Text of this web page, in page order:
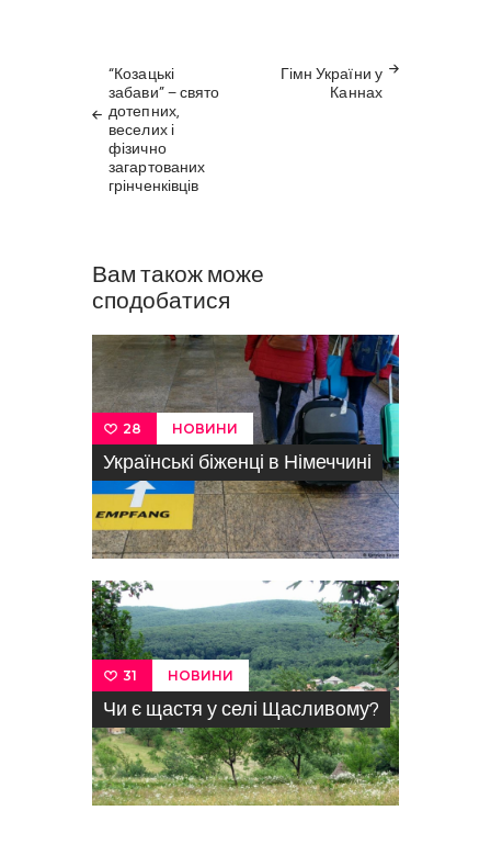
записів
ПОСТ
“Козацькі
забави” – свято
дотепних,
веселих і
фізично
загартованих
грінченківців
ПОСТ
Гімн України у
Каннах
Вам також може
сподобатися
28 НОВИНИ
Українські біженці в Німеччині
31 НОВИНИ
Чи є щастя у селі Щасливому?